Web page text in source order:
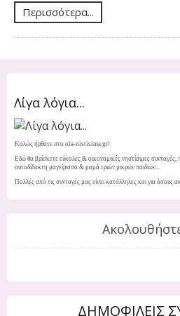
Περισσότερα...
Λίγα λόγια...
Καλώς ήρθατε στο ola-nistisima.gr!
Εδώ θα βρίσκετε εύκολες & οικονομικές νηστίσιμες συνταγές,
αυτοδίδακτη μαγείρισσα & μαμά τριών μικρών παιδιών...
Πολλές από τις συνταγές μας είναι κατάλληλες και για όσους
ΔΗΜΟΦΙΛΕΙΣ